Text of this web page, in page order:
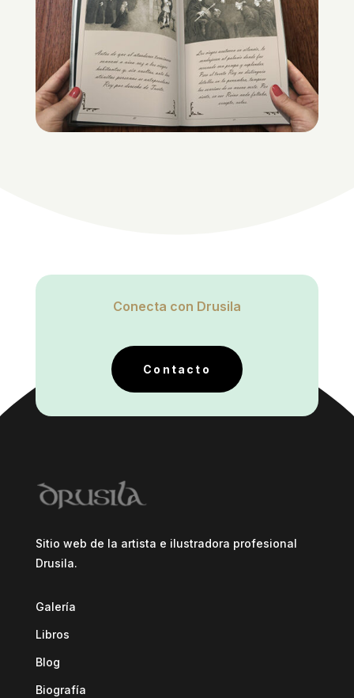
Conecta con Drusila
Contacto
Sitio web de la artista e ilustradora profesional
Drusila.
Galería
Libros
Blog
Biografía